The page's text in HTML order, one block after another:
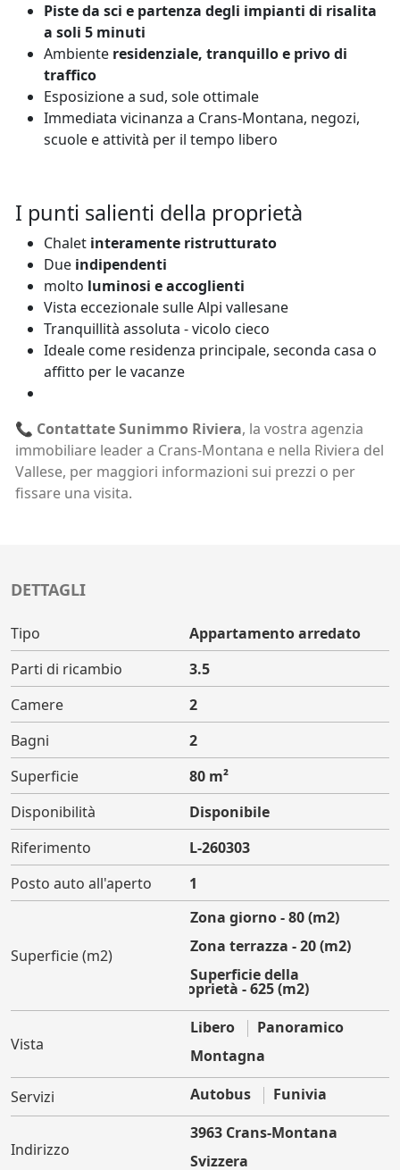
Piste da sci e partenza degli impianti di risalita
a soli 5 minuti
Ambiente residenziale, tranquillo e privo di
traffico
Esposizione a sud, sole ottimale
Immediata vicinanza a Crans-Montana, negozi,
scuole e attività per il tempo libero
I punti salienti della proprietà
Chalet interamente ristrutturato
Due indipendenti
molto luminosi e accoglienti
Vista eccezionale sulle Alpi vallesane
Tranquillità assoluta - vicolo cieco
Ideale come residenza principale, seconda casa o
affitto per le vacanze
📞 Contattate Sunimmo Riviera, la vostra agenzia
immobiliare leader a Crans-Montana e nella Riviera del
Vallese, per maggiori informazioni sui prezzi o per
fissare una visita.
DETTAGLI
Tipo
Appartamento arredato
Parti di ricambio
3.5
Camere
2
Bagni
2
Superficie
80 m²
Disponibilità
Disponibile
Riferimento
L-260303
Posto auto all'aperto
1
Superficie (m2)
Zona giorno - 80 (m2)
Zona terrazza - 20 (m2)
Superficie della
proprietà - 625 (m2)
Vista
Libero
Panoramico
Montagna
Servizi Autobus Funivia
Indirizzo
3963 Crans-Montana
Svizzera